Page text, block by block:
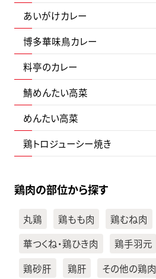
あいがけカレー
博多華味鳥カレー
料亭のカレー
鯖めんたい高菜
めんたい高菜
鶏トロジューシー焼き
鶏肉の部位から探す
丸鶏 鶏もも肉 鶏むね肉
華つくね・鶏ひき肉
鶏手羽元
鶏砂肝
鶏肝 その他の鶏肉